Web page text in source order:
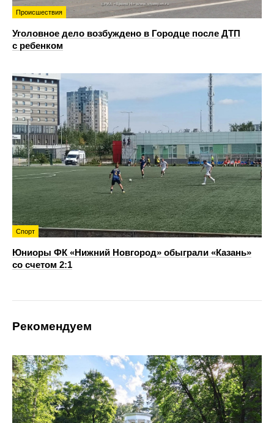
Происшествия
Уголовное дело возбуждено в Городце после ДТП
с ребенком
Спорт
Юниоры ФК «Нижний Новгород» обыграли «Казань»
со счетом 2:1
Рекомендуем